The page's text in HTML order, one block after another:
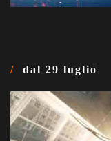
dal 29 luglio